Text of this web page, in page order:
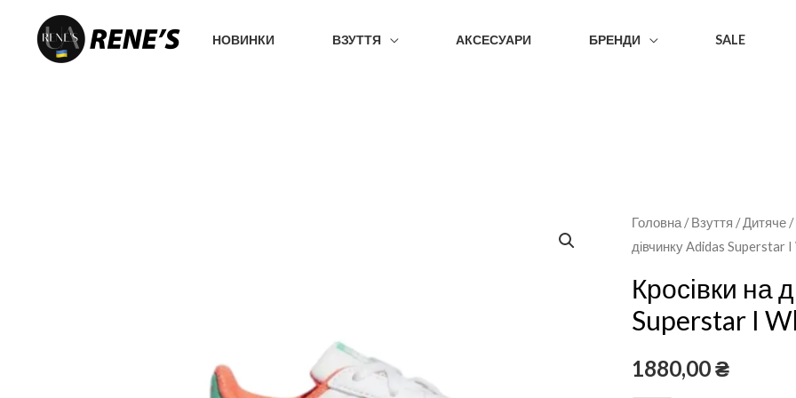
Перейти
НОВИНКИ ВЗУТТЯ АКСЕСУАРИ БРЕНДИ SALE
Головна /Взуття /Дитяче /
дівчинку Adidas Superstar
Кросівки на
Superstar I
1880,00₴